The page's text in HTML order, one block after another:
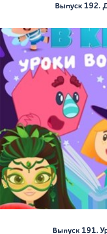
Выпуск 192.
Выпуск 191.